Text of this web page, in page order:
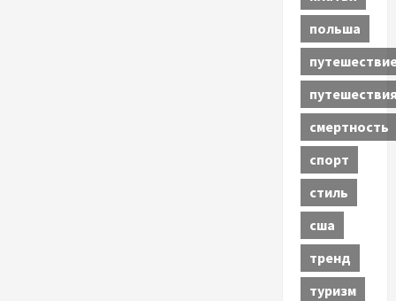
польша
смертность
спорт
стиль
сша
тренд
туризм